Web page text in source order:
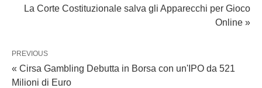
La Corte Costituzionale salva gli Apparecchi per Gioco
Online »
PREVIOUS
« Cirsa Gambling Debutta in Borsa con un'IPO da 521
Milioni di Euro